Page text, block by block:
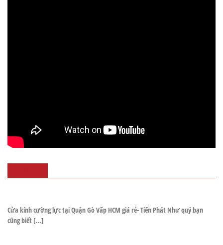
Cửa kính cường lực tại Quận Gò Vấp HCM giá rẻ- Tiến Phát Như quý bạn
cũng biết [...]